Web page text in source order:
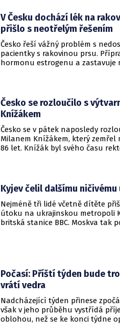
individuálním motorismem.
V Česku dochází lék na
přišlo s neotřelým řešením
Česko řeší vážný problém s
pacientky s rakovinou prsu.
hormonu estrogenu a zastavuje
Česko se rozloučilo s
Knížákem
Česko se v pátek naposledy
Milanem Knížákem, který zemřel
86 let. Knížák byl svého času
Kyjev čelil dalšímu
Nejméně tři lidé včetně dítěte
útoku na ukrajinskou metropoli
britská stanice BBC. Moskva tak
Počasí: Příští týden bude
vrátí vedra
Nadcházející týden přinese
však v jeho průběhu vystřídá
oblohou, než se ke konci týdne